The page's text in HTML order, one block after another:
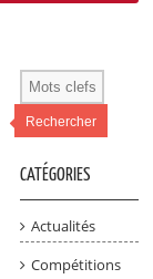
Rechercher
CATÉGORIES
Actualités
Compétitions